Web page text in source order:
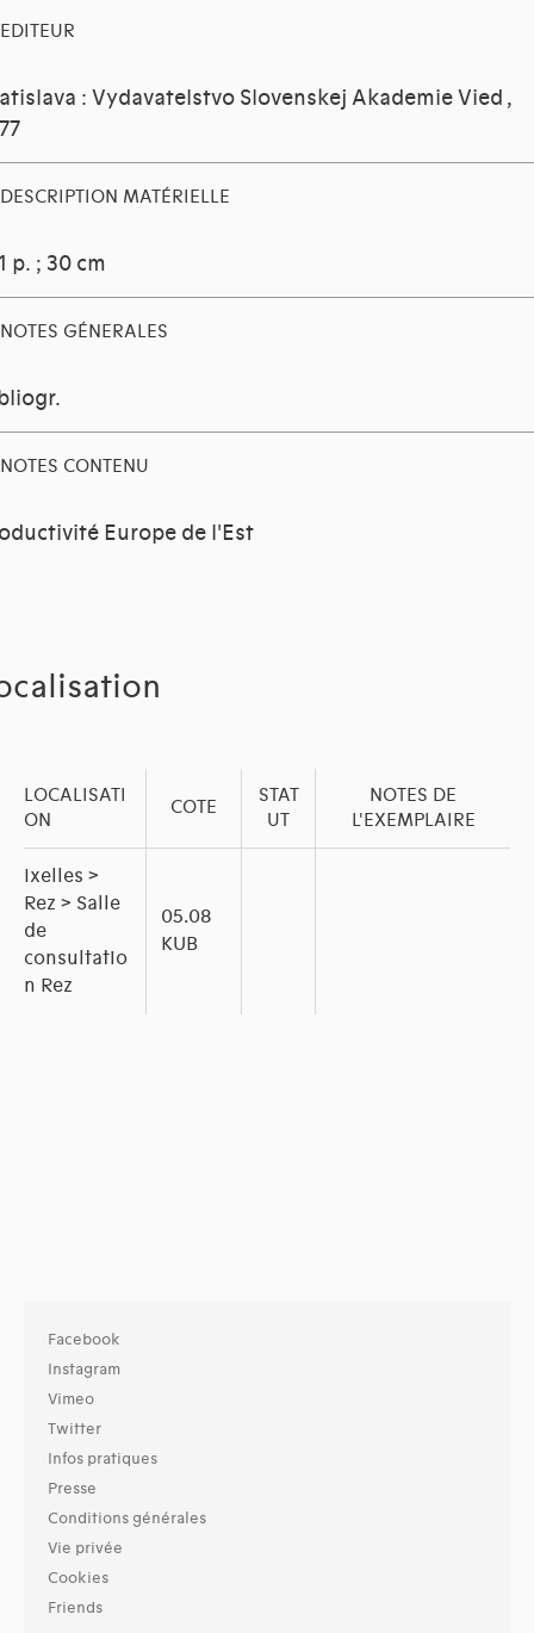
EDITEUR
: Vydavatelstvo Slovenskej Akademie Vied ,
DESCRIPTION MATÉRIELLE
p. ; 30 cm
NOTES GÉNERALES
NOTES CONTENU
Europe de l'Est
LOCALISATI
ON
COTE
STAT
UT
NOTES DE
L'EXEMPLAIRE
Ixelles >
Rez > Salle
de
consultatio
n Rez
05.08
KUB
Facebook
Instagram
Vimeo
Twitter
Infos pratiques
Presse
Conditions générales
Vie privée
Cookies
Friends